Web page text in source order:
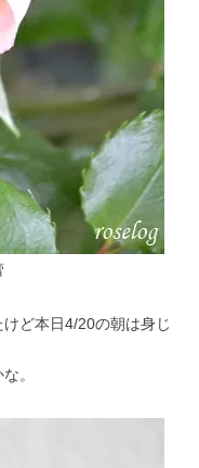
ど本日4/20の朝は身じ
。